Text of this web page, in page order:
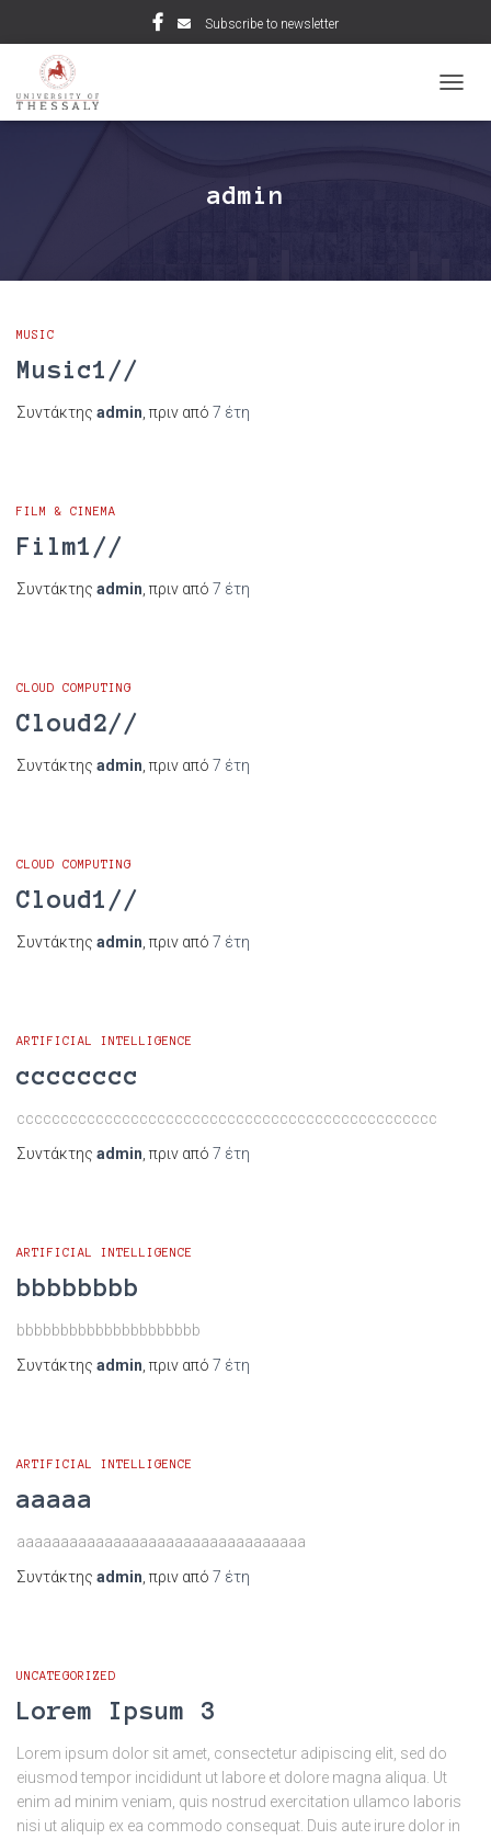
Subscribe to newsletter
admin
MUSIC
Music1//
Συντάκτης admin , πριν από 7 έτη
FILM & CINEMA
Film1//
Συντάκτης admin , πριν από 7 έτη
CLOUD COMPUTING
Cloud2//
Συντάκτης admin , πριν από 7 έτη
CLOUD COMPUTING
Cloud1//
Συντάκτης admin , πριν από 7 έτη
ARTIFICIAL INTELLIGENCE
cccccccc
cccccccccccccccccccccccccccccccccccccccccccccccc
Συντάκτης admin , πριν από 7 έτη
ARTIFICIAL INTELLIGENCE
bbbbbbbb
bbbbbbbbbbbbbbbbbbbbb
Συντάκτης admin , πριν από 7 έτη
ARTIFICIAL INTELLIGENCE
aaaaa
aaaaaaaaaaaaaaaaaaaaaaaaaaaaaaaaa
Συντάκτης admin , πριν από 7 έτη
UNCATEGORIZED
Lorem Ipsum 3
Lorem ipsum dolor sit amet, consectetur adipiscing elit, sed do
eiusmod tempor incididunt ut labore et dolore magna aliqua. Ut
enim ad minim veniam, quis nostrud exercitation ullamco laboris
nisi ut aliquip ex ea commodo consequat. Duis aute irure dolor in